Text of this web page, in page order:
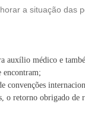
a situação das
médico e
encontram;
retorno obrigado